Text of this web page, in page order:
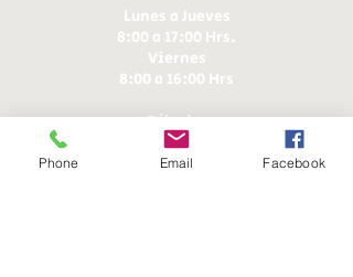
Lunes a Jueves
8:00 a 17:00 Hrs.
Viernes
8:00 a 16:00 Hrs​
Sábados
9:00 a 16:30 Hrs
Domingos
Phone Email Facebook